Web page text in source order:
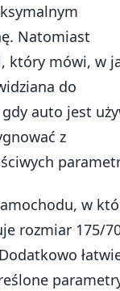
Natomiast
który mówi, w
do
auto jest
z
w
rozmiar 175/